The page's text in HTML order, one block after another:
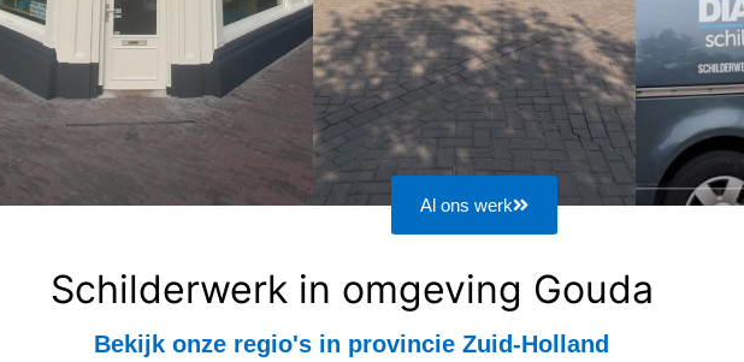
Al ons werk
Schilderwerk in omgeving Gouda
Bekijk onze regio's in provincie Zuid-Holland